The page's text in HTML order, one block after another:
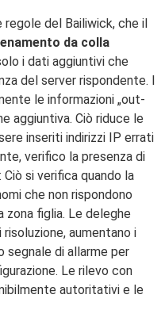
regole del Bailiwick, che il
da colla
i dati aggiuntivi che
del server rispondente. I
le informazioni „out-
aggiuntiva. Ciò riduce le
inseriti indirizzi IP errati
verifico la presenza di
Ciò si verifica quando la
che non rispondono
figlia. Le deleghe
aumentano i
segnale di allarme per
Le rilevo con
autoritativi e le